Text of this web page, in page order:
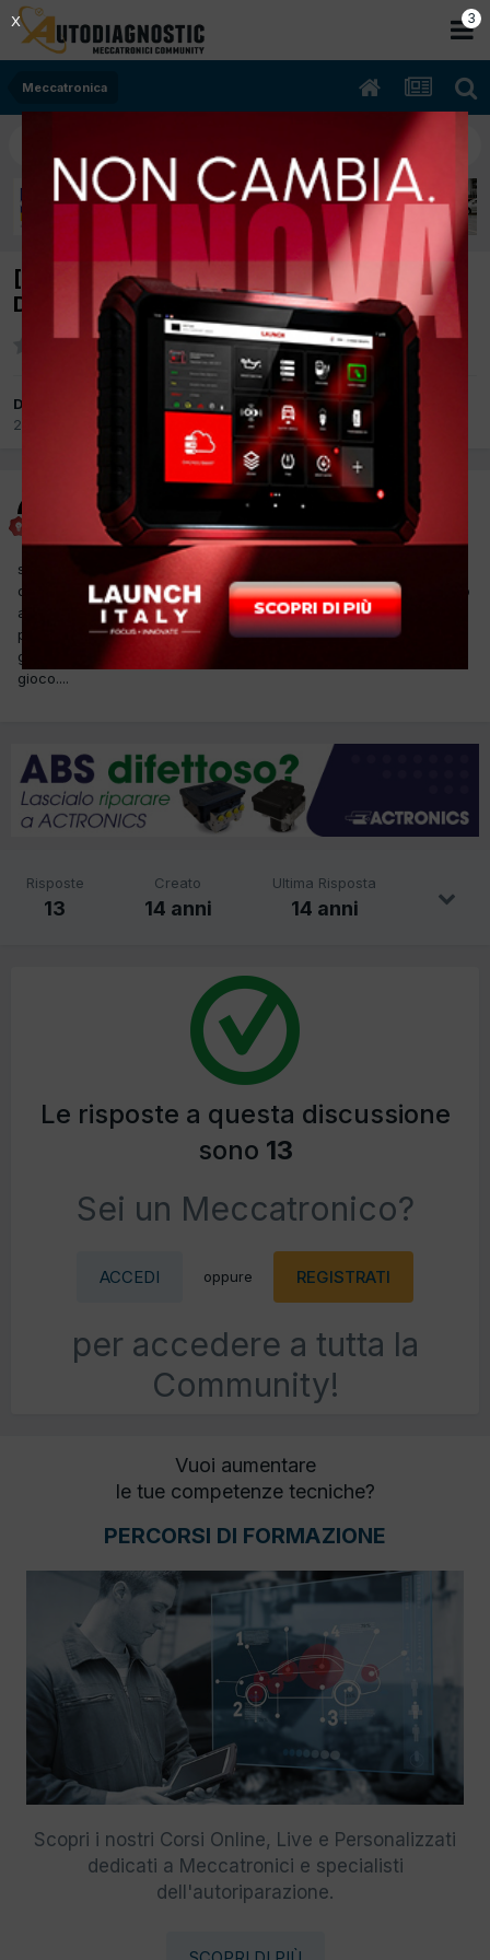
Meccatronica
[ford c-max 07/2004 1600cc gdda 80Kw
Diesel] vuoti nello sterzo
Da MOTO
2 Marzo 2012
MOTO
Inviato2 Marzo 2012
salve a tutti...guidando quest'auto su tragitti lunghi se si fanno
delle leggere sterzate si avvertono come dei vuoti nel nello sterzo
anche in fase di ritorno.....non so se mi sono spiegato bene...il
problema si avverte + o - cambiando le impostazioni di
guida....secondo voi??la scatola sembra non avere nessun
gioco....
Risposte
13
Creato
14 anni
Ultima Risposta
14 anni
Le risposte a questa discussione
sono 13
Sei un Meccatronico?
ACCEDI oppure REGISTRATI
per accedere a tutta la
Community!
Vuoi aumentare
le tue competenze tecniche?
PERCORSI DI FORMAZIONE
Scopri i nostri Corsi Online, Live e Personalizzati
dedicati a Meccatronici e specialisti
dell'autoriparazione.
3
X